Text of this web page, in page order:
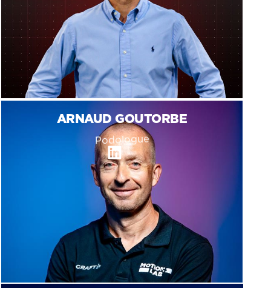
ARNAUD GOUTORBE
Podologue
Linkedin